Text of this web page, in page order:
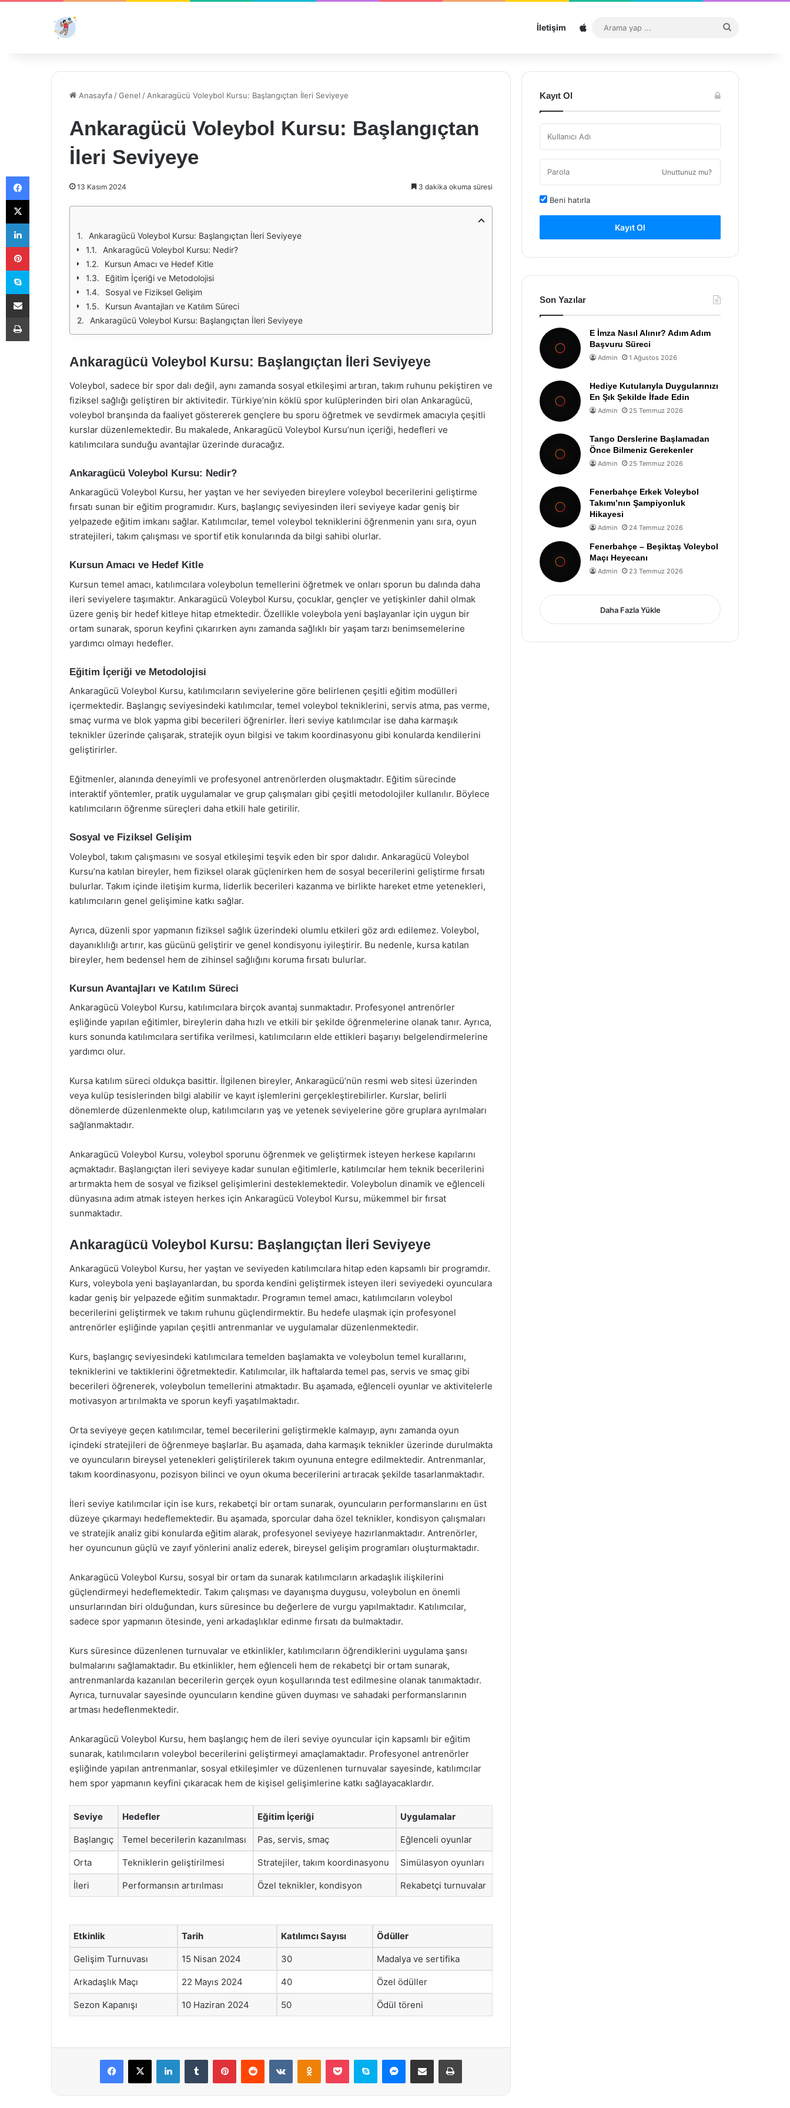
İletişim Sitemap
...
Anasayfa /Genel / Ankaragücü Voleybol Kursu: Başlangıçtan İleri Seviyeye
Ankaragücü Voleybol Kursu: Başlangıçtan
İleri Seviyeye
13 Kasım 2024 3 dakika okuma süresi
Ankaragücü Voleybol Kursu: Başlangıçtan İleri Seviyeye
Ankaragücü Voleybol Kursu: Nedir?
Kursun Amacı ve Hedef Kitle
Eğitim İçeriği ve Metodolojisi
Sosyal ve Fiziksel Gelişim
Kursun Avantajları ve Katılım Süreci
Ankaragücü Voleybol Kursu: Başlangıçtan İleri Seviyeye
Ankaragücü Voleybol Kursu: Başlangıçtan İleri Seviyeye
Voleybol, sadece bir spor dalı değil, aynı zamanda sosyal etkileşimi artıran, takım ruhunu pekiştiren ve
fiziksel sağlığı geliştiren bir aktivitedir. Türkiye’nin köklü spor kulüplerinden biri olan Ankaragücü,
voleybol branşında da faaliyet göstererek gençlere bu sporu öğretmek ve sevdirmek amacıyla çeşitli
kurslar düzenlemektedir. Bu makalede, Ankaragücü Voleybol Kursu’nun içeriği, hedefleri ve
katılımcılara sunduğu avantajlar üzerinde duracağız.
Ankaragücü Voleybol Kursu: Nedir?
Ankaragücü Voleybol Kursu, her yaştan ve her seviyeden bireylere voleybol becerilerini geliştirme
fırsatı sunan bir eğitim programıdır. Kurs, başlangıç seviyesinden ileri seviyeye kadar geniş bir
yelpazede eğitim imkanı sağlar. Katılımcılar, temel voleybol tekniklerini öğrenmenin yanı sıra, oyun
stratejileri, takım çalışması ve sportif etik konularında da bilgi sahibi olurlar.
Kursun Amacı ve Hedef Kitle
Kursun temel amacı, katılımcılara voleybolun temellerini öğretmek ve onları sporun bu dalında daha
ileri seviyelere taşımaktır. Ankaragücü Voleybol Kursu, çocuklar, gençler ve yetişkinler dahil olmak
üzere geniş bir hedef kitleye hitap etmektedir. Özellikle voleybola yeni başlayanlar için uygun bir
ortam sunarak, sporun keyfini çıkarırken aynı zamanda sağlıklı bir yaşam tarzı benimsemelerine
yardımcı olmayı hedefler.
Eğitim İçeriği ve Metodolojisi
Ankaragücü Voleybol Kursu, katılımcıların seviyelerine göre belirlenen çeşitli eğitim modülleri
içermektedir. Başlangıç seviyesindeki katılımcılar, temel voleybol tekniklerini, servis atma, pas verme,
smaç vurma ve blok yapma gibi becerileri öğrenirler. İleri seviye katılımcılar ise daha karmaşık
teknikler üzerinde çalışarak, stratejik oyun bilgisi ve takım koordinasyonu gibi konularda kendilerini
geliştirirler.
Eğitmenler, alanında deneyimli ve profesyonel antrenörlerden oluşmaktadır. Eğitim sürecinde
interaktif yöntemler, pratik uygulamalar ve grup çalışmaları gibi çeşitli metodolojiler kullanılır. Böylece
katılımcıların öğrenme süreçleri daha etkili hale getirilir.
Sosyal ve Fiziksel Gelişim
Voleybol, takım çalışmasını ve sosyal etkileşimi teşvik eden bir spor dalıdır. Ankaragücü Voleybol
Kursu’na katılan bireyler, hem fiziksel olarak güçlenirken hem de sosyal becerilerini geliştirme fırsatı
bulurlar. Takım içinde iletişim kurma, liderlik becerileri kazanma ve birlikte hareket etme yetenekleri,
katılımcıların genel gelişimine katkı sağlar.
Ayrıca, düzenli spor yapmanın fiziksel sağlık üzerindeki olumlu etkileri göz ardı edilemez. Voleybol,
dayanıklılığı artırır, kas gücünü geliştirir ve genel kondisyonu iyileştirir. Bu nedenle, kursa katılan
bireyler, hem bedensel hem de zihinsel sağlığını koruma fırsatı bulurlar.
Kursun Avantajları ve Katılım Süreci
Ankaragücü Voleybol Kursu, katılımcılara birçok avantaj sunmaktadır. Profesyonel antrenörler
eşliğinde yapılan eğitimler, bireylerin daha hızlı ve etkili bir şekilde öğrenmelerine olanak tanır. Ayrıca,
kurs sonunda katılımcılara sertifika verilmesi, katılımcıların elde ettikleri başarıyı belgelendirmelerine
yardımcı olur.
Kursa katılım süreci oldukça basittir. İlgilenen bireyler, Ankaragücü’nün resmi web sitesi üzerinden
veya kulüp tesislerinden bilgi alabilir ve kayıt işlemlerini gerçekleştirebilirler. Kurslar, belirli
dönemlerde düzenlenmekte olup, katılımcıların yaş ve yetenek seviyelerine göre gruplara ayrılmaları
sağlanmaktadır.
Ankaragücü Voleybol Kursu, voleybol sporunu öğrenmek ve geliştirmek isteyen herkese kapılarını
açmaktadır. Başlangıçtan ileri seviyeye kadar sunulan eğitimlerle, katılımcılar hem teknik becerilerini
artırmakta hem de sosyal ve fiziksel gelişimlerini desteklemektedir. Voleybolun dinamik ve eğlenceli
dünyasına adım atmak isteyen herkes için Ankaragücü Voleybol Kursu, mükemmel bir fırsat
sunmaktadır.
Ankaragücü Voleybol Kursu: Başlangıçtan İleri Seviyeye
Ankaragücü Voleybol Kursu, her yaştan ve seviyeden katılımcılara hitap eden kapsamlı bir programdır.
Kurs, voleybola yeni başlayanlardan, bu sporda kendini geliştirmek isteyen ileri seviyedeki oyunculara
kadar geniş bir yelpazede eğitim sunmaktadır. Programın temel amacı, katılımcıların voleybol
becerilerini geliştirmek ve takım ruhunu güçlendirmektir. Bu hedefe ulaşmak için profesyonel
antrenörler eşliğinde yapılan çeşitli antrenmanlar ve uygulamalar düzenlenmektedir.
Kurs, başlangıç seviyesindeki katılımcılara temelden başlamakta ve voleybolun temel kurallarını,
tekniklerini ve taktiklerini öğretmektedir. Katılımcılar, ilk haftalarda temel pas, servis ve smaç gibi
becerileri öğrenerek, voleybolun temellerini atmaktadır. Bu aşamada, eğlenceli oyunlar ve aktivitelerle
motivasyon artırılmakta ve sporun keyfi yaşatılmaktadır.
Orta seviyeye geçen katılımcılar, temel becerilerini geliştirmekle kalmayıp, aynı zamanda oyun
içindeki stratejileri de öğrenmeye başlarlar. Bu aşamada, daha karmaşık teknikler üzerinde durulmakta
ve oyuncuların bireysel yetenekleri geliştirilerek takım oyununa entegre edilmektedir. Antrenmanlar,
takım koordinasyonu, pozisyon bilinci ve oyun okuma becerilerini artıracak şekilde tasarlanmaktadır.
İleri seviye katılımcılar için ise kurs, rekabetçi bir ortam sunarak, oyuncuların performanslarını en üst
düzeye çıkarmayı hedeflemektedir. Bu aşamada, sporcular daha özel teknikler, kondisyon çalışmaları
ve stratejik analiz gibi konularda eğitim alarak, profesyonel seviyeye hazırlanmaktadır. Antrenörler,
her oyuncunun güçlü ve zayıf yönlerini analiz ederek, bireysel gelişim programları oluşturmaktadır.
Ankaragücü Voleybol Kursu, sosyal bir ortam da sunarak katılımcıların arkadaşlık ilişkilerini
güçlendirmeyi hedeflemektedir. Takım çalışması ve dayanışma duygusu, voleybolun en önemli
unsurlarından biri olduğundan, kurs süresince bu değerlere de vurgu yapılmaktadır. Katılımcılar,
sadece spor yapmanın ötesinde, yeni arkadaşlıklar edinme fırsatı da bulmaktadır.
Kurs süresince düzenlenen turnuvalar ve etkinlikler, katılımcıların öğrendiklerini uygulama şansı
bulmalarını sağlamaktadır. Bu etkinlikler, hem eğlenceli hem de rekabetçi bir ortam sunarak,
antrenmanlarda kazanılan becerilerin gerçek oyun koşullarında test edilmesine olanak tanımaktadır.
Ayrıca, turnuvalar sayesinde oyuncuların kendine güven duyması ve sahadaki performanslarının
artması hedeflenmektedir.
Ankaragücü Voleybol Kursu, hem başlangıç hem de ileri seviye oyuncular için kapsamlı bir eğitim
sunarak, katılımcıların voleybol becerilerini geliştirmeyi amaçlamaktadır. Profesyonel antrenörler
eşliğinde yapılan antrenmanlar, sosyal etkileşimler ve düzenlenen turnuvalar sayesinde, katılımcılar
hem spor yapmanın keyfini çıkaracak hem de kişisel gelişimlerine katkı sağlayacaklardır.
Seviye Hedefler Eğitim İçeriği Uygulamalar
Başlangıç Temel becerilerin kazanılması Pas, servis, smaç Eğlenceli oyunlar
Orta Tekniklerin geliştirilmesi Stratejiler, takım koordinasyonu Simülasyon oyunları
İleri Performansın artırılması Özel teknikler, kondisyon Rekabetçi turnuvalar
Etkinlik Tarih Katılımcı Sayısı Ödüller
Gelişim Turnuvası 15 Nisan 2024 30 Madalya ve sertifika
Arkadaşlık Maçı 22 Mayıs 2024 40 Özel ödüller
Sezon Kapanışı 10 Haziran 2024 50 Ödül töreni
Facebook
X LinkedInTumblr PinterestReddit VKontakteOdnoklassniki
Pocket Skype Messenger
E-Posta ile paylaş Yazdır
Kayıt Ol
Unuttunuz mu?
Beni hatırla
Kayıt Ol
Son Yazılar
E İmza Nasıl Alınır? Adım Adım
Başvuru Süreci
Admin 1 Ağustos 2026
Hediye Kutularıyla Duygularınızı
En Şık Şekilde İfade Edin
Admin 25 Temmuz 2026
Tango Derslerine Başlamadan
Önce Bilmeniz Gerekenler
Admin 25 Temmuz 2026
Fenerbahçe Erkek Voleybol
Takımı’nın Şampiyonluk
Hikayesi
Admin 24 Temmuz 2026
Fenerbahçe – Beşiktaş Voleybol
Maçı Heyecanı
Admin 23 Temmuz 2026
Daha Fazla Yükle
Facebook
X
LinkedIn
Pinterest
Skype
E-Posta ile paylaş